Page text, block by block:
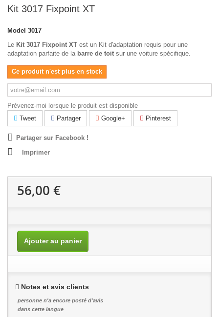
Kit 3017 Fixpoint XT
Model 3017
Le Kit 3017 Fixpoint XT est un Kit d'adaptation requis pour une
adaptation parfaite de la barre de toit sur une voiture spécifique.
Ce produit n'est plus en stock
Prévenez-moi lorsque le produit est disponible
Tweet
Partager Google+ Pinterest
Partager sur Facebook !
Imprimer
56,00 €
Ajouter au panier
Notes et avis clients
personne n'a encore posté d'avis
dans cette langue